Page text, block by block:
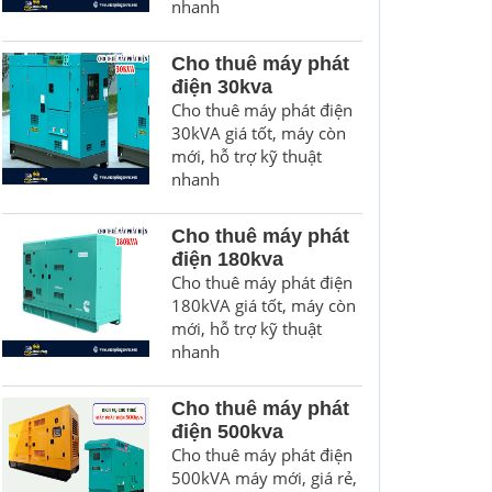
nhanh
Cho thuê máy phát
điện 30kva
Cho thuê máy phát điện
30kVA giá tốt, máy còn
mới, hỗ trợ kỹ thuật
nhanh
Cho thuê máy phát
điện 180kva
Cho thuê máy phát điện
180kVA giá tốt, máy còn
mới, hỗ trợ kỹ thuật
nhanh
Cho thuê máy phát
điện 500kva
Cho thuê máy phát điện
500kVA máy mới, giá rẻ,